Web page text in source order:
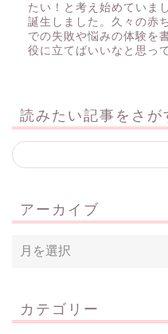
たい！と考え始めていま
誕生しました。久々の赤
での失敗や悩みの体験を
役に立てばいいなと思っ
読みたい記事をさが
アーカイブ
カテゴリー